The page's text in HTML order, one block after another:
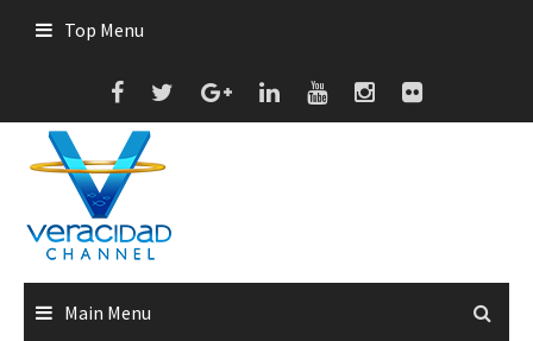
Top Menu
Main Menu